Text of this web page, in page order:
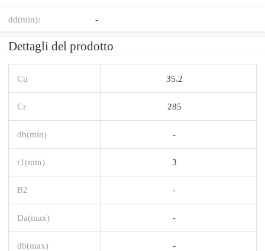
dd(min): -
Dettagli del prodotto
Cu 35.2
Cr 285
db(min) -
r1(min) 3
B2 -
Da(max) -
db(max) -